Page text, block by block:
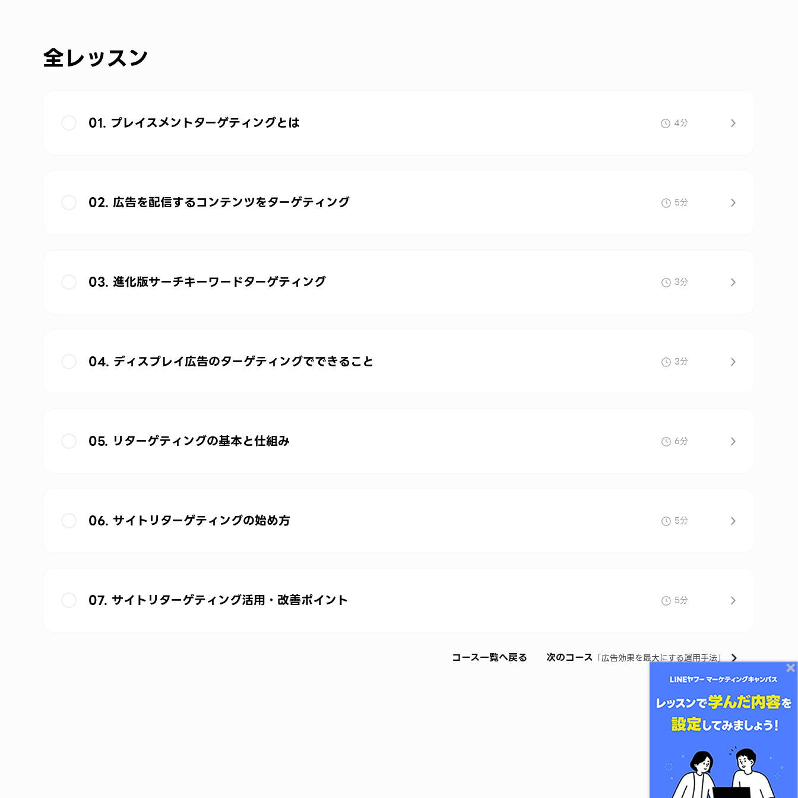
全レッスン
01. プレイスメントターゲティングとは 4分
02. 広告を配信するコンテンツをターゲティング 5分
03. 進化版サーチキーワードターゲティング 3分
04. ディスプレイ広告のターゲティングでできること 3分
05. リターゲティングの基本と仕組み 6分
06. サイトリターゲティングの始め方 5分
07. サイトリターゲティング活用・改善ポイント 5分
コース一覧へ戻る 次のコース 「広告効果を最大にする運用手法」
コースをシェアする